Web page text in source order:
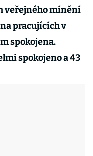
veřejného mínění
pracujících v
spokojena.
spokojeno a 43